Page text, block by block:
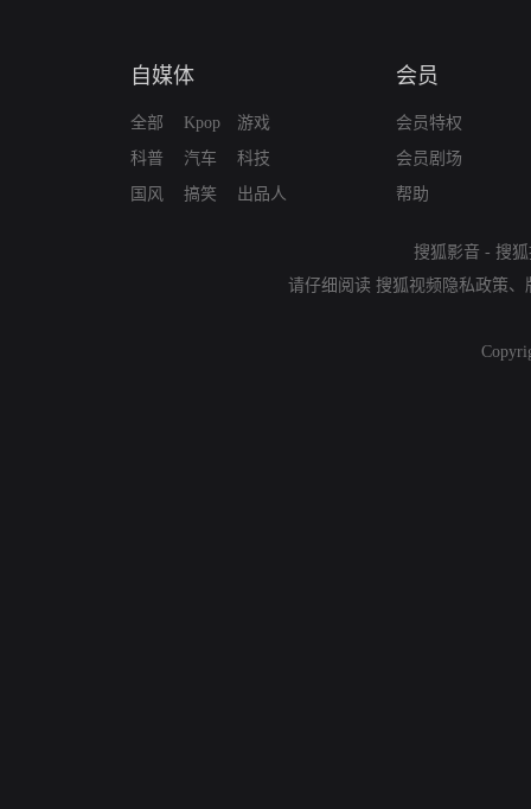
自媒体
全部
科普
国风
Kpop
汽车
搞笑
游戏
科技
出品人
会员
会员特权
会员剧场
帮助
搜狐影音 - 搜
请仔细阅读 搜狐视频隐私政策、